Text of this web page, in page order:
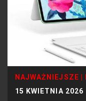
NAJWAŻNIEJSZE
15 KWIETNIA 2026